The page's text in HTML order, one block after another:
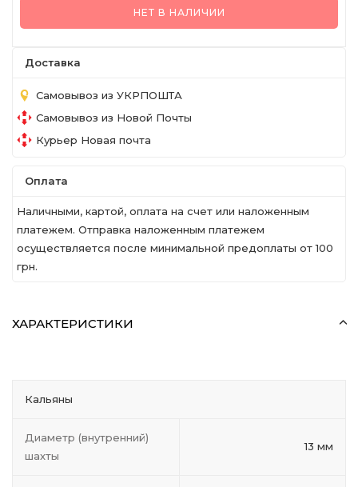
НЕТ В НАЛИЧИИ
Доставка
Самовывоз из УКРПОШТА
Самовывоз из Новой Почты
Курьер Новая почта
Оплата
Наличными, картой, оплата на счет или наложенным
платежем. Отправка наложенным платежем
осуществляется после минимальной предоплаты от 100
грн.
ХАРАКТЕРИСТИКИ
Кальяны
Диаметр (внутренний)
шахты
13 мм